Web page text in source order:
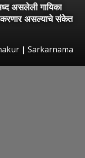
असलेली गायिका
करणार असल्याचे संकेत
| Sarkarnama